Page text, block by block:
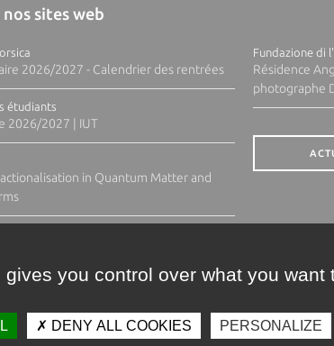
nos sites web
2026/2027 - Calendrier des rentrées
étudiants
2026/2027 | IUT
in Quantum Matter and
Fundazione di
Résidence
photographe
you control over what you want
DENY ALL COOKIES PERSONALIZE